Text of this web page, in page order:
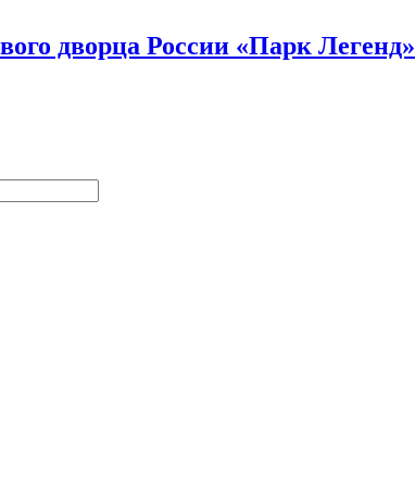
дворца России «Парк Легенд»